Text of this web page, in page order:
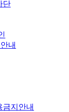
단
내
금지안내